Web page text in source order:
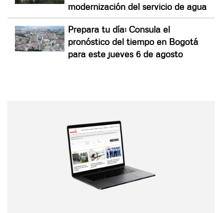
modernización del servicio de agua
Prepara tu día: Consula el
pronóstico del tiempo en Bogotá
para este jueves 6 de agosto
Correo electrónico
Tipo de comentario